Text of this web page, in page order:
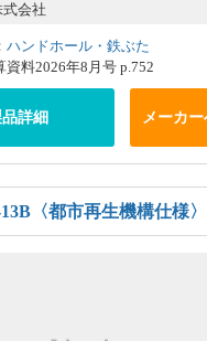
会社
ハンドホール・鉄ぶた
資料2026年8月号 p.752
詳細 メーカ
13B〈都市再生機構仕様〉